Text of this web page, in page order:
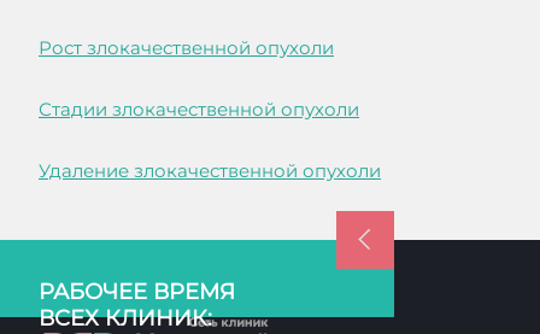
Рост злокачественной опухоли
Стадии злокачественной опухоли
Удаление злокачественной опухоли
РАБОЧЕЕ ВРЕМЯ
ВСЕХ КЛИНИК: